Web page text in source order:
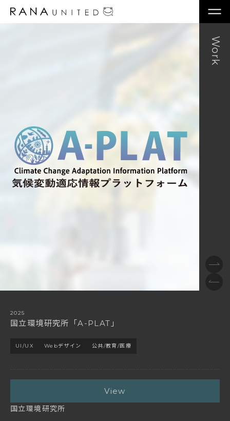
2025
国立環境研究所「A-PLAT」
UI/UX Webデザイン 公共/教育/医療
View
国立環境研究所